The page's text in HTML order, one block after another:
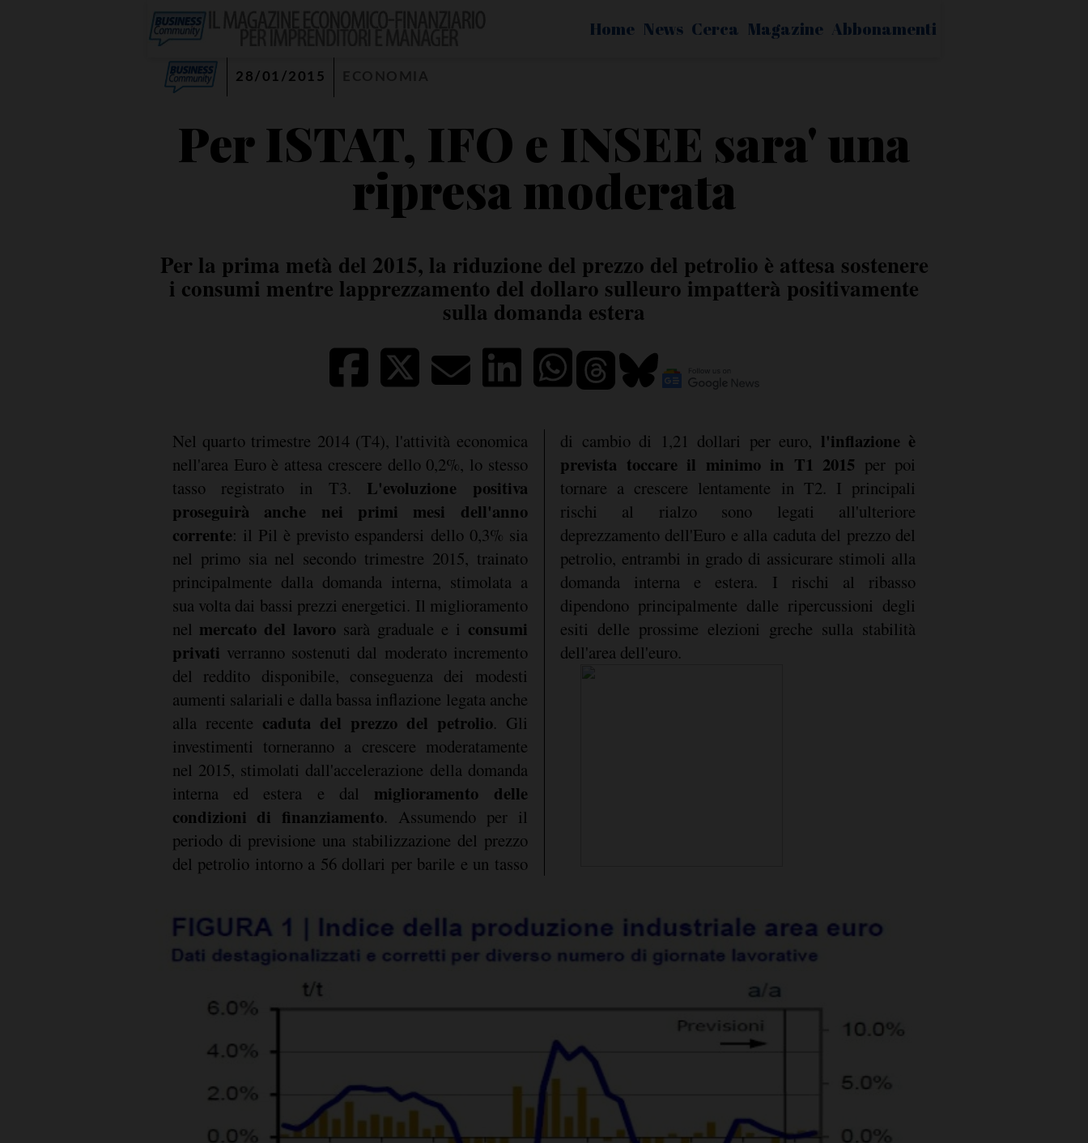
Home News Cerca Magazine Abbonamenti
28/01/2015
Per ISTAT, IFO e INSEE sara' una
ripresa moderata
Per la prima metà del 2015, la riduzione del prezzo del petrolio è attesa sostenere
i consumi mentre lapprezzamento del dollaro sulleuro impatterà positivamente
sulla domanda estera
Nel quarto trimestre 2014 (T4), l'attività economica
nell'area Euro è attesa crescere dello 0,2%, lo stesso
tasso registrato in T3. L'evoluzione positiva
proseguirà anche nei primi mesi dell'anno
corrente: il Pil è previsto espandersi dello 0,3% sia
nel primo sia nel secondo trimestre 2015, trainato
principalmente dalla domanda interna, stimolata a
sua volta dai bassi prezzi energetici. Il miglioramento
nel mercato del lavoro sarà graduale e i consumi
privati verranno sostenuti dal moderato incremento
del reddito disponibile, conseguenza dei modesti
aumenti salariali e dalla bassa inflazione legata anche
alla recente caduta del prezzo del petrolio. Gli
investimenti torneranno a crescere moderatamente
nel 2015, stimolati dall'accelerazione della domanda
interna ed estera e dal miglioramento delle
condizioni di finanziamento. Assumendo per il
periodo di previsione una stabilizzazione del prezzo
del petrolio intorno a 56 dollari per barile e un tasso
di cambio di 1,21 dollari per euro, l'inflazione è
prevista toccare il minimo in T1 2015 per poi
tornare a crescere lentamente in T2. I principali
rischi al rialzo sono legati all'ulteriore
deprezzamento dell'Euro e alla caduta del prezzo del
petrolio, entrambi in grado di assicurare stimoli alla
domanda interna e estera. I rischi al ribasso
dipendono principalmente dalle ripercussioni degli
esiti delle prossime elezioni greche sulla stabilità
dell'area dell'euro.